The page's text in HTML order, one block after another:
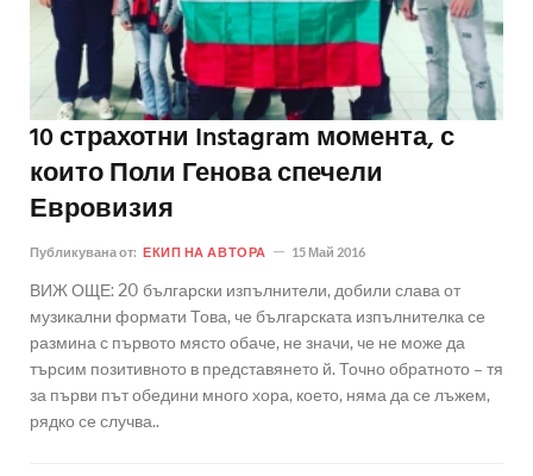
10 страхотни Instagram момента, с
които Поли Генова спечели
Евровизия
Публикувана от: ЕКИП НА АВТОРА 15 Май 2016
ВИЖ ОЩЕ: 20 български изпълнители, добили слава от
музикални формати Това, че българската изпълнителка се
размина с първото място обаче, не значи, че не може да
търсим позитивното в представянето й. Точно обратното – тя
за първи път обедини много хора, което, няма да се лъжем,
рядко се случва..